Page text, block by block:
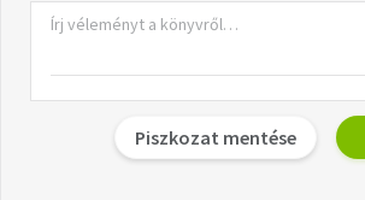
Piszkozat mentése